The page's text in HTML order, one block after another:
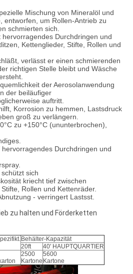
Mischung von Mineralöl und
entworfen, um Rollen-Antrieb zu
schmierten sich.
hervorragendes Durchdringen und
Kettenglieder, Stifte, Rollen und
verlässt er einen schmierenden
richtigen Stelle bleibt und Wäsche
der Aerosolanwendung
der beiläufiger
auftritt.
Korrosion zu hemmen, Lastsdruck
groß zu verlängern.
zu +150°C (ununterbrochen),
Durchdringen und
sich
kriecht tief zwischen
Rollen und Kettenräder.
- verringert Lastsst.
zu halten und Förderketten
Behälter-Kapazität
20ft
40' HAUPTQUARTIER
2500
Kartone
5600
Kartone